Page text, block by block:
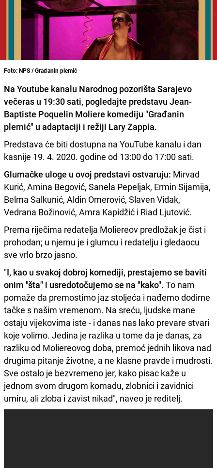
Foto: NPS / Građanin plemić
Na Youtube kanalu Narodnog pozorišta Sarajevo
večeras u 19:30 sati, pogledajte predstavu Jean-
Baptiste Poquelin Moliere komediju "Građanin
plemić" u adaptaciji i režiji Lary Zappia.
Predstava će biti dostupna na YouTube kanalu i dan
kasnije 19. 4. 2020. godine od 13:00 do 17:00 sati.
Glumačke uloge u ovoj predstavi ostvaruju: Mirvad
Kurić, Amina Begović, Sanela Pepeljak, Ermin Sijamija,
Belma Salkunić, Aldin Omerović, Slaven Vidak,
Vedrana Božinović, Amra Kapidžić i Riad Ljutović.
Prema riječima redatelja Moliereov predložak je čist i
prohodan; u njemu je i glumcu i redatelju i gledaocu
sve vrlo brzo jasno.
"I, kao u svakoj dobroj komediji, prestajemo se baviti
onim "šta" i usredotočujemo se na "kako". To nam
pomaže da premostimo jaz stoljeća i nađemo dodirne
tačke s našim vremenom. Na sreću, ljudske mane
ostaju vijekovima iste - i danas nas lako prevare stvari
koje volimo. Jedina je razlika u tome da je danas, za
razliku od Moliereovog doba, premoć jednih likova nad
drugima pitanje životne, a ne klasne pravde i mudrosti.
Sve ostalo je bezvremeno jer, kako pisac kaže u
jednom svom drugom komadu, zlobnici i zavidnici
umiru, ali zloba i zavist nikad", naveo je reditelj.